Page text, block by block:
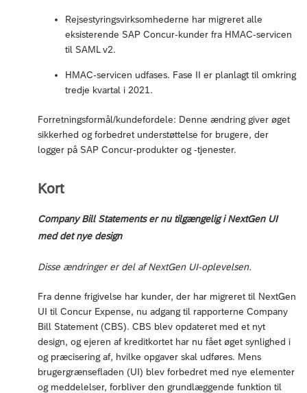
Rejsestyringsvirksomhederne har migreret alle
eksisterende SAP Concur-kunder fra HMAC-servicen
til SAML v2.
HMAC-servicen udfases. Fase II er planlagt til omkring
tredje kvartal i 2021.
Forretningsformål/kundefordele: Denne ændring giver øget
sikkerhed og forbedret understøttelse for brugere, der
logger på SAP Concur-produkter og -tjenester.
Kort
Company Bill Statements er nu tilgængelig i NextGen UI
med det nye design
Disse ændringer er del af NextGen UI-oplevelsen.
Fra denne frigivelse har kunder, der har migreret til NextGen
UI til Concur Expense, nu adgang til rapporterne Company
Bill Statement (CBS). CBS blev opdateret med et nyt
design, og ejeren af kreditkortet har nu fået øget synlighed i
og præcisering af, hvilke opgaver skal udføres. Mens
brugergrænsefladen (UI) blev forbedret med nye elementer
og meddelelser, forbliver den grundlæggende funktion til